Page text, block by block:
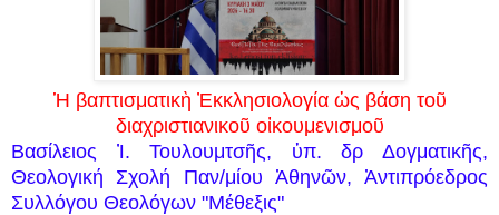
Ἡ βαπτισματικὴ Ἐκκλησιολογία ὡς βάση τοῦ
διαχριστιανικοῦ οἰκουμενισμοῦ
Βασίλειος Ἰ. Τουλουμτσῆς, ὑπ. δρ Δογματικῆς,
Θεολογική Σχολή Παν/μίου Ἀθηνῶν, Ἀντιπρόεδρος
Συλλόγου Θεολόγων "Μέθεξις"